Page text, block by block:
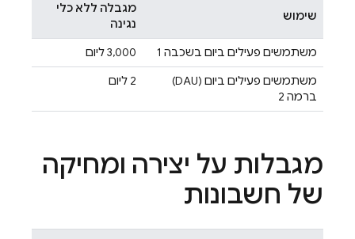
שימוש
מגבלה ללא כלי
נגינה
משתמשים פעילים ביום בשכבה 1
‫3,000 ליום
משתמשים פעילים ביום (DAU)
ברמה 2
‫2 ליום
מגבלות על יצירה ומחיקה
של חשבונות